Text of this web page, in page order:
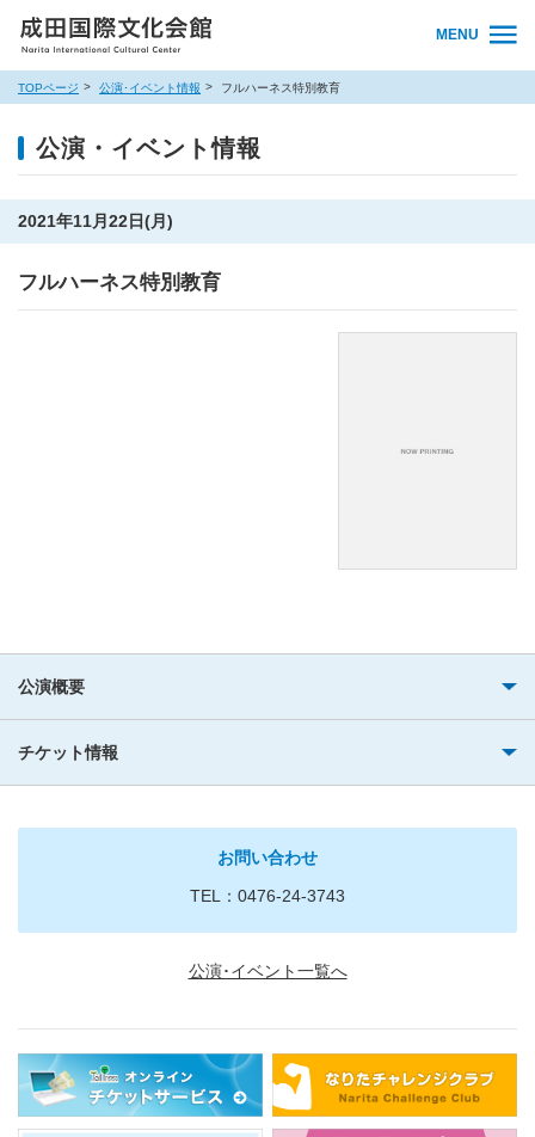
MENU
TOPページ 公演･イベント情報 フルハーネス特別教育
公演・イベント情報
2021年11月22日(月)
フルハーネス特別教育
公演概要
チケット情報
お問い合わせ
TEL：0476-24-3743
公演･イベント一覧へ